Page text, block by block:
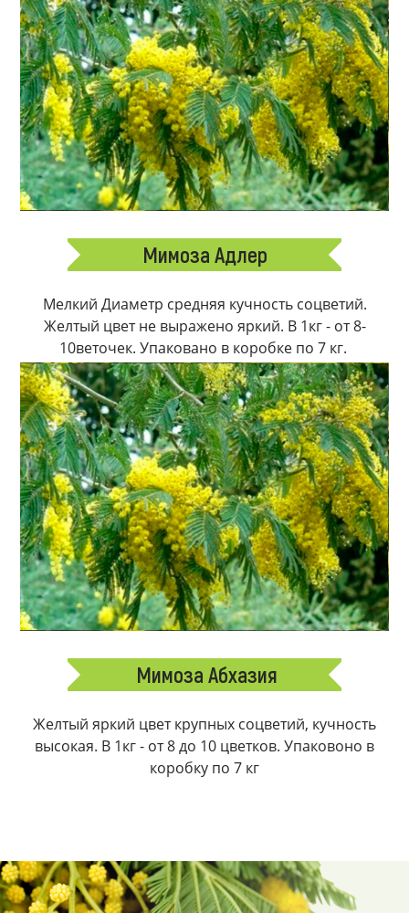
Мимоза Адлер
Мелкий Диаметр средняя кучность соцветий.
Желтый цвет не выражено яркий. В 1кг - от 8-
10веточек. Упаковано в коробке по 7 кг.
Мимоза Абхазия
Желтый яркий цвет крупных соцветий, кучность
высокая. В 1кг - от 8 до 10 цветков. Упаковоно в
коробку по 7 кг